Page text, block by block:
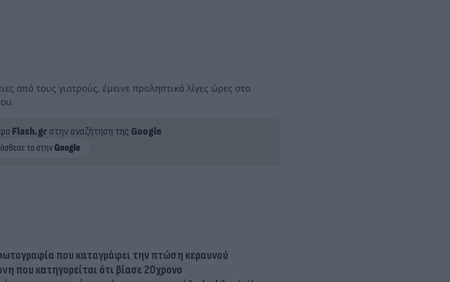
από τους γιατρούς, έμεινε προληπτικά λίγες ώρες στο
Flash.grστην αναζήτηση της Google
που καταγράφει την πτώση κεραυνού
που κατηγορείται ότι βίασε 20χρονο